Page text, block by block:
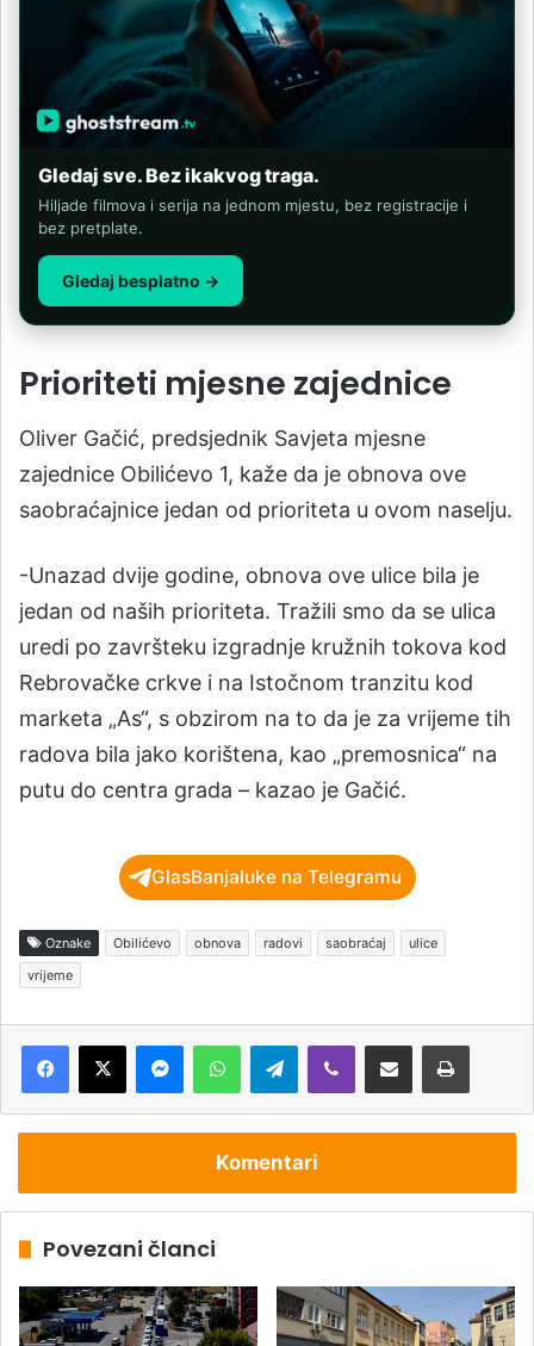
Gledaj sve. Bez ikakvog traga.
Hiljade filmova i serija na jednom mjestu, bez registracije i
bez pretplate.
Gledaj besplatno →
Prioriteti mjesne zajednice
Oliver Gačić, predsjednik Savjeta mjesne
zajednice Obilićevo 1, kaže da je obnova ove
saobraćajnice jedan od prioriteta u ovom naselju.
-Unazad dvije godine, obnova ove ulice bila je
jedan od naših prioriteta. Tražili smo da se ulica
uredi po završteku izgradnje kružnih tokova kod
Rebrovačke crkve i na Istočnom tranzitu kod
marketa „As“, s obzirom na to da je za vrijeme tih
radova bila jako korištena, kao „premosnica“ na
putu do centra grada – kazao je Gačić.
GlasBanjaluke na Telegramu
Oznake Obilićevo obnova radovi saobraćaj
ulice
vrijeme
Telegram
Komentari
Povezani članci